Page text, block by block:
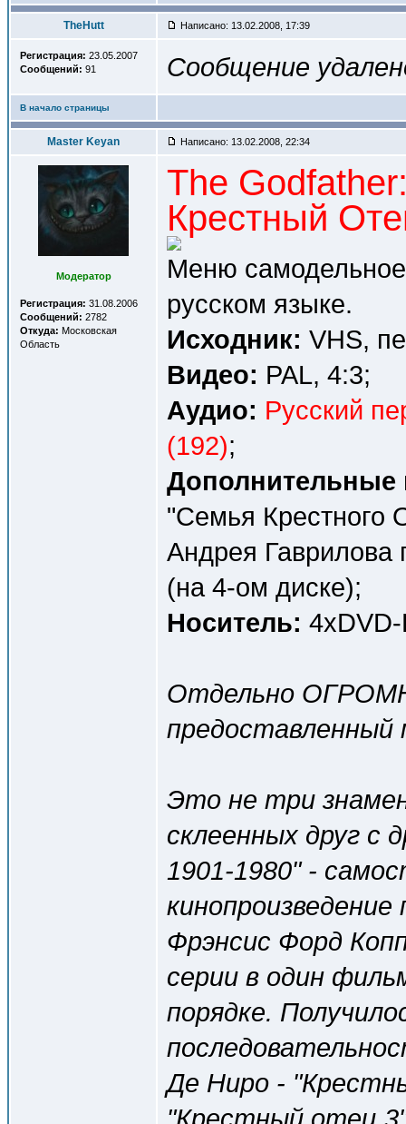
TheHutt Написано: 13.02.2008, 17:39
Регистрация: 23.05.2007
Сообщений: 91 Сообщение
В начало страницы
Master Keyan Написано: 13.02.2008, 22:34
Модератор
Регистрация: 31.08.2006
Сообщений: 2782
Откуда: Московская
Область
The
Крестный
Меню
русском языке.
Исходник: VHS,
Видео: PAL, 4:3;
Аудио: Русский
(192);
Дополнительные
"Семья Крестного
Андрея Гаврилова
(на 4-ом диске);
Носитель:
Отдельно
Это не три
склеенных друг с
1901-1980" -
Фрэнсис Форд
серии в один
порядке.
Де Ниро -